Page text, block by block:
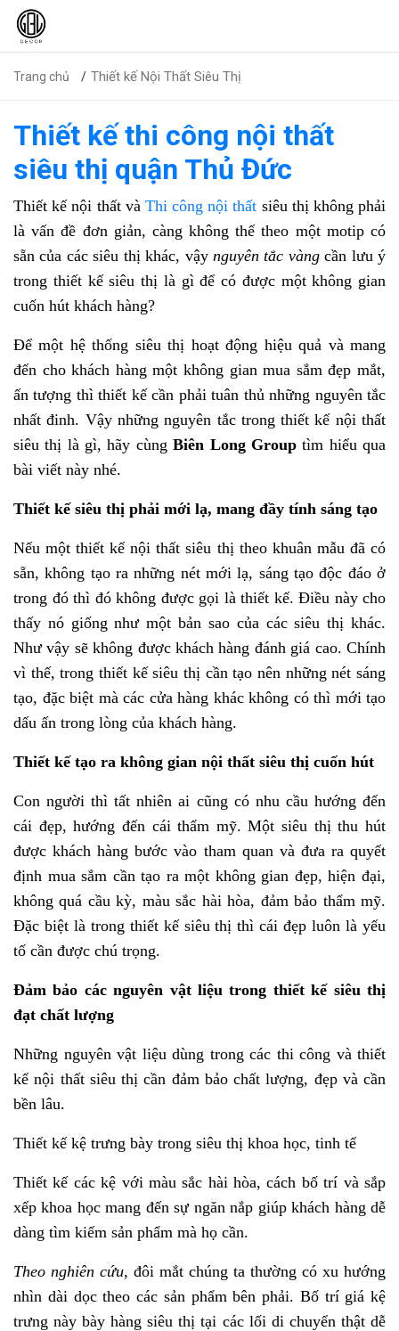
Trang chủ Thiết kế Nội Thất Siêu Thị
Thiết kế thi công nội thất
siêu thị quận Thủ Đức
Thiết kế nội thất và Thi công nội thất siêu thị không phải
là vấn đề đơn giản, càng không thể theo một motip có
sẵn của các siêu thị khác, vậy nguyên tắc vàngcần lưu ý
trong thiết kế siêu thị là gì để có được một không gian
cuốn hút khách hàng?
Để một hệ thống siêu thị hoạt động hiệu quả và mang
đến cho khách hàng một không gian mua sắm đẹp mắt,
ấn tượng thì thiết kế cần phải tuân thủ những nguyên tắc
nhất đinh. Vậy những nguyên tắc trong thiết kế nội thất
siêu thị là gì, hãy cùngBiên Long Grouptìm hiểu qua
bài viết này nhé.
Thiết kế siêu thị phải mới lạ, mang đầy tính sáng tạo
Nếu một thiết kế nội thất siêu thị theo khuân mẫu đã có
sẵn, không tạo ra những nét mới lạ, sáng tạo độc đáo ở
trong đó thì đó không được gọi là thiết kế. Điều này cho
thấy nó giống như một bản sao của các siêu thị khác.
Như vậy sẽ không được khách hàng đánh giá cao. Chính
vì thế, trong thiết kế siêu thị cần tạo nên những nét sáng
tạo, đặc biệt mà các cửa hàng khác không có thì mới tạo
dấu ấn trong lòng của khách hàng.
Thiết kế tạo ra không gian nội thất siêu thị cuốn hút
Con người thì tất nhiên ai cũng có nhu cầu hướng đến
cái đẹp, hướng đến cái thẩm mỹ. Một siêu thị thu hút
được khách hàng bước vào tham quan và đưa ra quyết
định mua sắm cần tạo ra một không gian đẹp, hiện đại,
không quá cầu kỳ, màu sắc hài hòa, đảm bảo thẩm mỹ.
Đặc biệt là trong thiết kế siêu thị thì cái đẹp luôn là yếu
tố cần được chú trọng.
Đảm bảo các nguyên vật liệu trong thiết kế siêu thị
đạt chất lượng
Những nguyên vật liệu dùng trong các thi công và thiết
kế nội thất siêu thị cần đảm bảo chất lượng, đẹp và cần
bền lâu.
Thiết kế kệ trưng bày trong siêu thị khoa học, tinh tế
Thiết kế các kệ với màu sắc hài hòa, cách bố trí và sắp
xếp khoa học mang đến sự ngăn nắp giúp khách hàng dễ
dàng tìm kiếm sản phẩm mà họ cần.
Theo nghiên cứu, đôi mắt chúng ta thường có xu hướng
nhìn dài dọc theo các sản phẩm bên phải. Bố trí giá kệ
trưng này bày hàng siêu thị tại các lối di chuyển thật dễ